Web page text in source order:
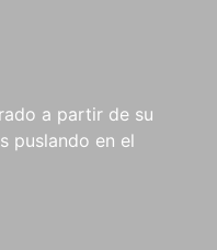
a partir de su
puslando en el